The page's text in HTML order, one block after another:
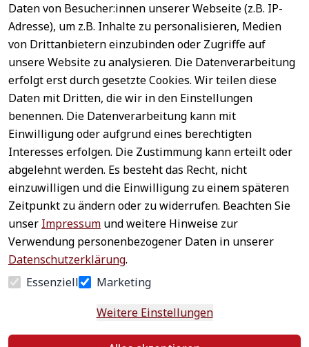
Daten von Besucher:innen unserer Webseite (z.B. IP-
Adresse), um z.B. Inhalte zu personalisieren, Medien
von Drittanbietern einzubinden oder Zugriffe auf
unsere Website zu analysieren. Die Datenverarbeitung
erfolgt erst durch gesetzte Cookies. Wir teilen diese
Daten mit Dritten, die wir in den Einstellungen
benennen. Die Datenverarbeitung kann mit
Einwilligung oder aufgrund eines berechtigten
Interesses erfolgen. Die Zustimmung kann erteilt oder
abgelehnt werden. Es besteht das Recht, nicht
einzuwilligen und die Einwilligung zu einem späteren
Zeitpunkt zu ändern oder zu widerrufen. Beachten Sie
unser Impressum und weitere Hinweise zur
Verwendung personenbezogener Daten in unserer
Datenschutzerklärung.
Essenziell
Marketing
Weitere Einstellungen
Rechtliches
AGB
Impressum
Datenschutz
Widerrufsrecht
Widerrufsform
ular
Service
Kontakt
Registrieren
Zahlung &
Versand
Newsletter
abonnieren
Häufige
Fragen
Sichere
Zahlungsar
ten
Schneller
Versand
Vertrag